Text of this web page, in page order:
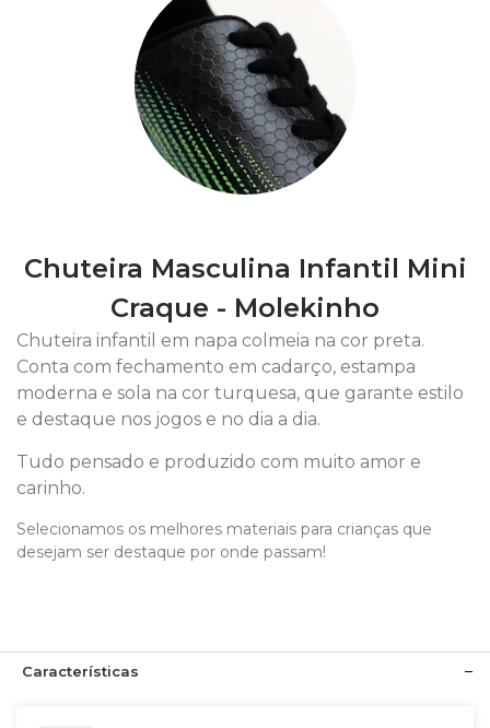
Chuteira Masculina Infantil Mini
Craque - Molekinho
Chuteira infantil em napa colmeia na cor preta.
Conta com fechamento em cadarço, estampa
moderna e sola na cor turquesa, que garante estilo
e destaque nos jogos e no dia a dia.
Tudo pensado e produzido com muito amor e
carinho.
Selecionamos os melhores materiais para crianças que
desejam ser destaque por onde passam!
Características